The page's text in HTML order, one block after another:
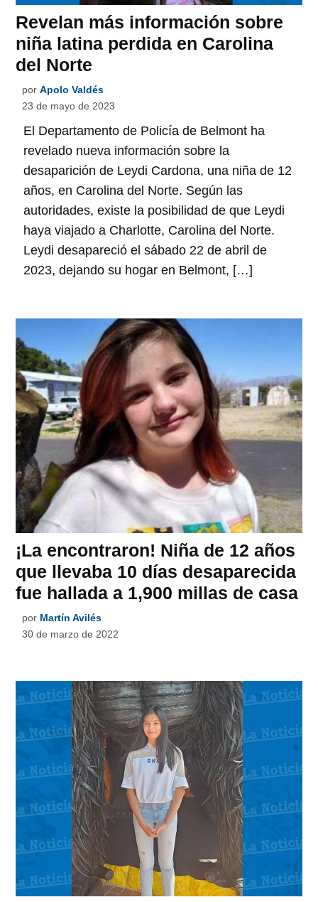
Revelan más información sobre
niña latina perdida en Carolina
del Norte
por Apolo Valdés
23 de mayo de 2023
El Departamento de Policía de Belmont ha
revelado nueva información sobre la
desaparición de Leydi Cardona, una niña de 12
años, en Carolina del Norte. Según las
autoridades, existe la posibilidad de que Leydi
haya viajado a Charlotte, Carolina del Norte.
Leydi desapareció el sábado 22 de abril de
2023, dejando su hogar en Belmont, […]
¡La encontraron! Niña de 12 años
que llevaba 10 días desaparecida
fue hallada a 1,900 millas de casa
por Martín Avilés
30 de marzo de 2022